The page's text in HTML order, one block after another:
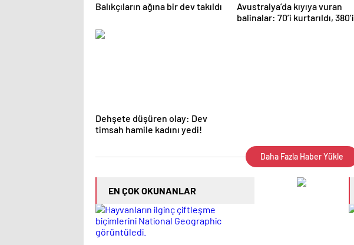
Balıkçıların ağına bir dev takıldı
Avustralya’da kıyıya vuran
balinalar: 70’i kurtarıldı, 380’i
Dehşete düşüren olay: Dev
timsah hamile kadını yedi!
Daha Fazla Haber Yükle
EN ÇOK OKUNANLAR